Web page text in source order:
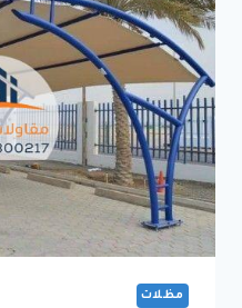
لحماية
السيارات
بأعلى
جودة
مظلات